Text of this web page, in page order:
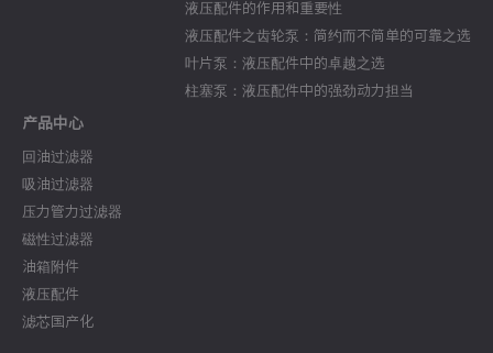
液压配件的作用和重要性
液压配件之齿轮泵：简约而不简单的可靠之选
叶片泵：液压配件中的卓越之选
柱塞泵：液压配件中的强劲动力担当
产品中心
回油过滤器
吸油过滤器
压力管力过滤器
磁性过滤器
油箱附件
液压配件
滤芯国产化